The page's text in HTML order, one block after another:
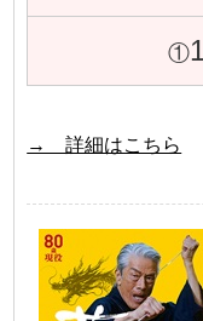
①
→ 詳細はこちら